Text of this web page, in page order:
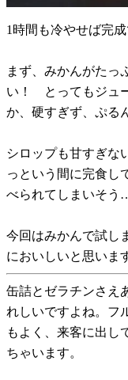
1時間も冷やせば完
まず、みかんがたっ
い！ とってもジュ
か、硬すぎず、ぷる
シロップも甘すぎな
っという間に完食し
べられてしまいそう
今回はみかんで試し
においしいと思いま
缶詰とゼラチンさえ
れしいですよね。フ
もよく、来客に出し
ちゃいます。